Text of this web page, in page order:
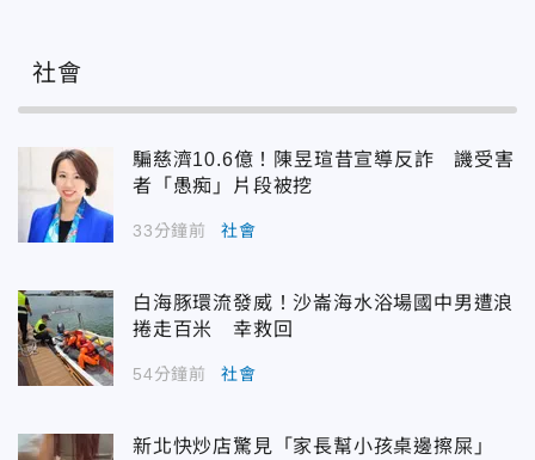
社會
騙慈濟10.6億！陳昱瑄昔宣導反詐 譏受害
者「愚痴」片段被挖
33分鐘前 社會
白海豚環流發威！沙崙海水浴場國中男遭浪
捲走百米 幸救回
54分鐘前 社會
新北快炒店驚見「家長幫小孩桌邊擦屎」